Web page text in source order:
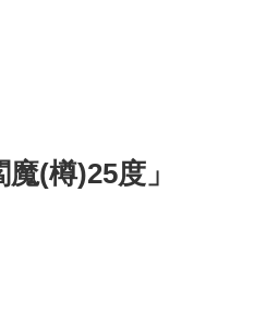
(樽)25度」